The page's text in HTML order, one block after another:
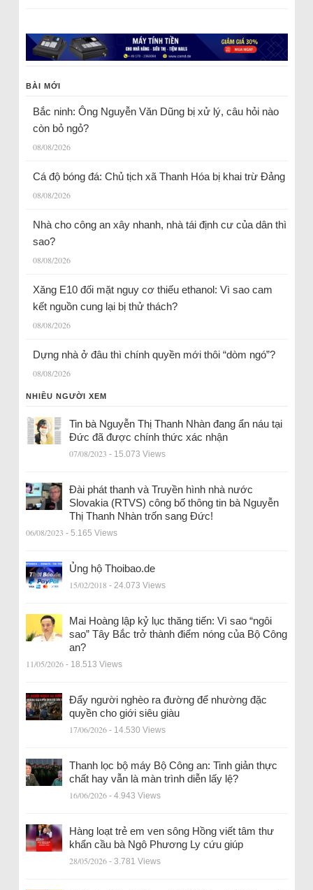
BÀI MỚI
Bắc ninh: Ông Nguyễn Văn Dũng bị xử lý, câu hỏi nào
còn bỏ ngỏ?
08/08/2026
Cá độ bóng đá: Chủ tịch xã Thanh Hóa bị khai trừ Đảng
08/08/2026
Nhà cho công an xây nhanh, nhà tái định cư của dân thì
sao?
08/08/2026
Xăng E10 đối mặt nguy cơ thiếu ethanol: Vì sao cam
kết nguồn cung lại bị thử thách?
08/08/2026
Dựng nhà ở đâu thì chính quyền mới thôi “dòm ngó”?
08/08/2026
NHIỀU NGƯỜI XEM
Tin bà Nguyễn Thị Thanh Nhàn đang ẩn náu tại
Đức đã được chính thức xác nhận
07/08/2023 - 15.073 Views
Đài phát thanh và Truyền hình nhà nước
Slovakia (RTVS) công bố thông tin bà Nguyễn
Thị Thanh Nhàn trốn sang Đức!
06/08/2023 - 5.165 Views
Ủng hộ Thoibao.de
15/02/2018 - 24.073 Views
Mai Hoàng lập kỷ lục thăng tiến: Vì sao “ngôi
sao” Tây Bắc trở thành điểm nóng của Bộ Công
an?
11/05/2026 - 18.513 Views
Đẩy người nghèo ra đường để nhường đặc
quyền cho giới siêu giàu
17/06/2026 - 14.530 Views
Thanh lọc bộ máy Bộ Công an: Tinh giản thực
chất hay vẫn là màn trình diễn lấy lệ?
16/06/2026 - 4.943 Views
Hàng loạt trẻ em ven sông Hồng viết tâm thư
khẩn cầu bà Ngô Phương Ly cứu giúp
28/05/2026 - 3.781 Views